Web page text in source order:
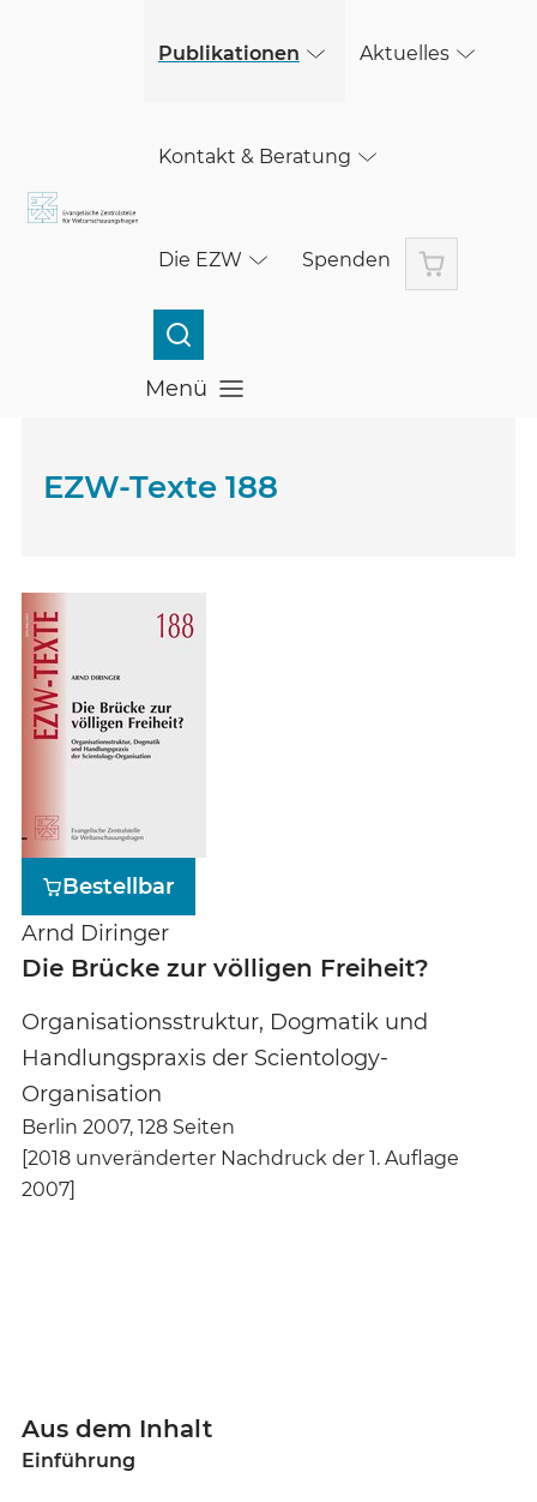
Publikationen Aktuelles
Kontakt & Beratung
Die EZW Spenden Warenkorb
Menü
Menü öffnen
EZW-Texte 188
Bestellbar
Arnd Diringer
Die Brücke zur völligen Freiheit?
Organisationsstruktur, Dogmatik und
Handlungspraxis der Scientology-
Organisation
Berlin 2007, 128 Seiten
[2018 unveränderter Nachdruck der 1. Auflage
2007]
Aus dem Inhalt
Einführung